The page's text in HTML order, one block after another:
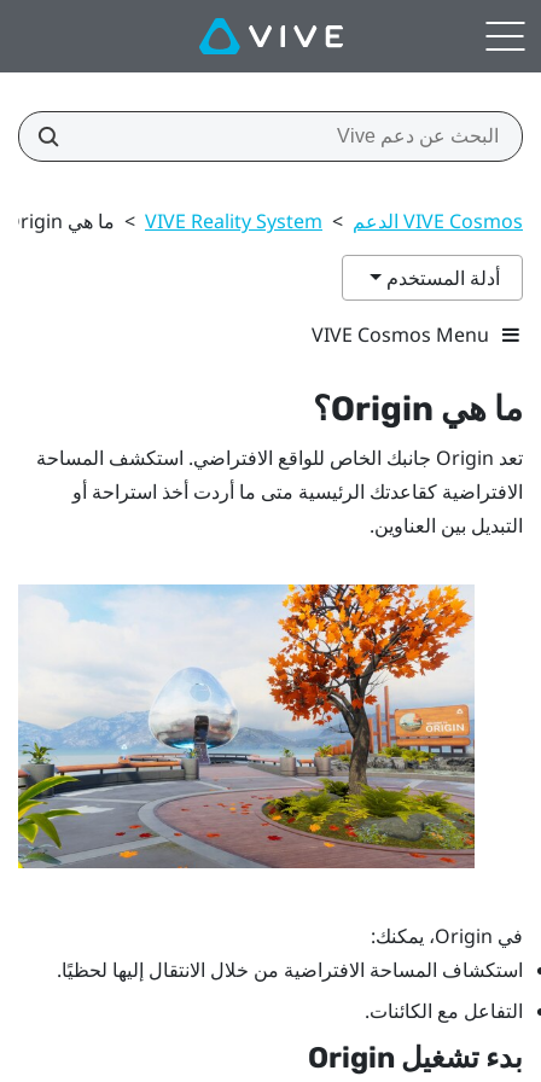
VIVE Cosmos الدعم >
VIVE Reality System
> ما هي Origin؟
أدلة المستخدم
VIVE Cosmos Menu
ما هي Origin؟
تعد Origin جانبك الخاص للواقع الافتراضي. استكشف المساحة
الافتراضية كقاعدتك الرئيسية متى ما أردت أخذ استراحة أو
التبديل بين العناوين.
في Origin، يمكنك:
استكشاف المساحة الافتراضية من خلال الانتقال إليها لحظيًا.
التفاعل مع الكائنات.
بدء تشغيل Origin